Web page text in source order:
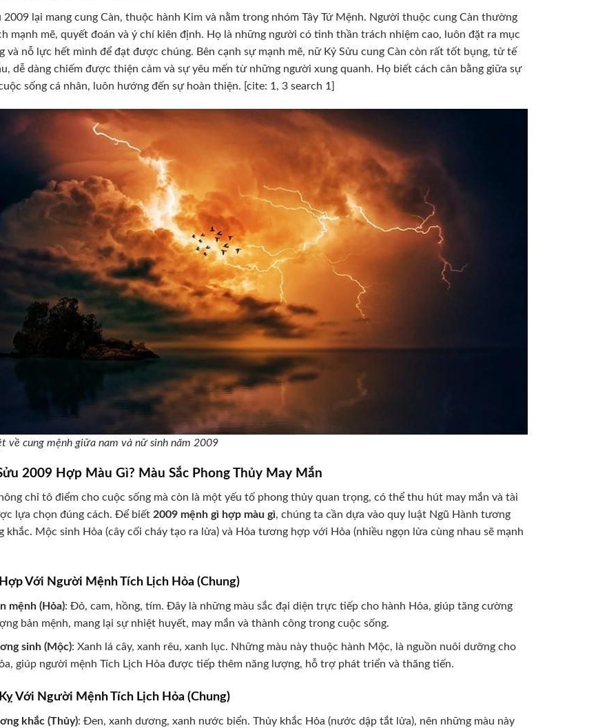
2009 lại mang cung Càn, thuộc hành Kim và nằm trong nhóm Tây Tứ Mệnh. Người thuộc cung Càn thường
mạnh mẽ, quyết đoán và ý chí kiên định. Họ là những người có tinh thần trách nhiệm cao, luôn đặt ra mục
và nỗ lực hết mình để đạt được chúng. Bên cạnh sự mạnh mẽ, nữ Kỷ Sửu cung Càn còn rất tốt bụng, tử tế
dễ dàng chiếm được thiện cảm và sự yêu mến từ những người xung quanh. Họ biết cách cân bằng giữa sự
sống cá nhân, luôn hướng đến sự hoàn thiện. [cite: 1, 3 search 1]
về cung mệnh giữa nam và nữ sinh năm 2009
2009 Hợp Màu Gì? Màu Sắc Phong Thủy May Mắn
chỉ tô điểm cho cuộc sống mà còn là một yếu tố phong thủy quan trọng, có thể thu hút may mắn và tài
lựa chọn đúng cách. Để biết 2009 mệnh gì hợp màu gì, chúng ta cần dựa vào quy luật Ngũ Hành tương
khắc. Mộc sinh Hỏa (cây cối cháy tạo ra lửa) và Hỏa tương hợp với Hỏa (nhiều ngọn lửa cùng nhau sẽ mạnh
Với Người Mệnh Tích Lịch Hỏa (Chung)
mệnh (Hỏa): Đỏ, cam, hồng, tím. Đây là những màu sắc đại diện trực tiếp cho hành Hỏa, giúp tăng cường
bản mệnh, mang lại sự nhiệt huyết, may mắn và thành công trong cuộc sống.
sinh (Mộc): Xanh lá cây, xanh rêu, xanh lục. Những màu này thuộc hành Mộc, là nguồn nuôi dưỡng cho
giúp người mệnh Tích Lịch Hỏa được tiếp thêm năng lượng, hỗ trợ phát triển và thăng tiến.
Với Người Mệnh Tích Lịch Hỏa (Chung)
khắc (Thủy): Đen, xanh dương, xanh nước biển. Thủy khắc Hỏa (nước dập tắt lửa), nên những màu này